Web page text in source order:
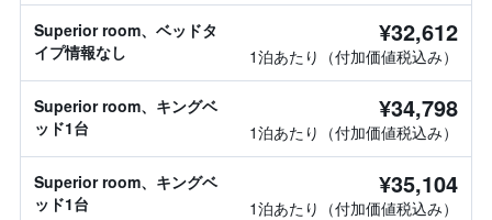
Superior room、ベッドタ
イプ情報なし
¥32,612
1泊あたり（付加価値税込み）
Superior room、キングベ
ッド1台
¥34,798
1泊あたり（付加価値税込み）
Superior room、キングベ
ッド1台
¥35,104
1泊あたり（付加価値税込み）